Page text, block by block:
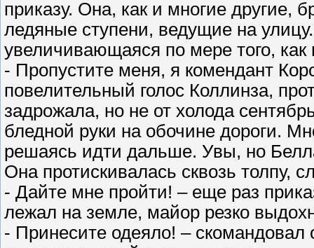
приказу. Она, как и многие другие,
ледяные ступени, ведущие на
увеличивающаяся по мере того,
- Пропустите меня, я комендант
повелительный голос Коллинза,
задрожала, но не от холода
бледной руки на обочине дороги.
решаясь идти дальше. Увы, но
Она протискивалась сквозь толпу,
- Дайте мне пройти! – еще раз
лежал на земле, майор резко
- Принесите одеяло! – скомандовал